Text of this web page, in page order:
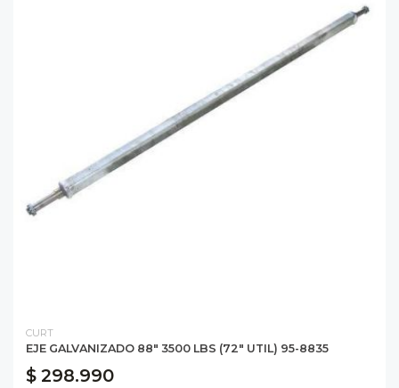
CURT
EJE GALVANIZADO 88" 3500 LBS (72" UTIL) 95-8835
$ 298.990